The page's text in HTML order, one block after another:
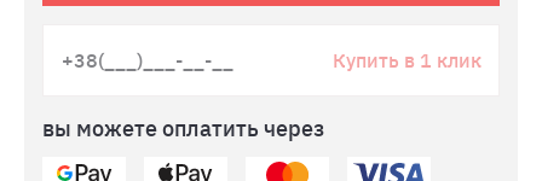
Купить в 1 клик
вы можете оплатить через